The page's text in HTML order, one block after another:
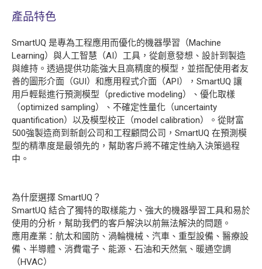
產品特色
SmartUQ 是專為工程應用而優化的機器學習（Machine
Learning）與人工智慧（AI）工具，從創意發想、設計到製造
與維持。透過提供功能強大且高精度的模型，並搭配使用者友
善的圖形介面（GUI）和應用程式介面（API），SmartUQ 讓
用戶輕鬆進行預測模型（predictive modeling）、優化取樣
（optimized sampling）、不確定性量化（uncertainty
quantification）以及模型校正（model calibration）。從財富
500強製造商到新創公司和工程顧問公司，SmartUQ 在預測模
型的精準度是最領先的，幫助客戶將不確定性納入決策過程
中。
為什麼選擇 SmartUQ？
SmartUQ 結合了獨特的取樣能力、強大的機器學習工具和易於
使用的分析，幫助我們的客戶解決以前無法解決的問題。
應用產業：航太和國防、渦輪機械、汽車、重型設備、醫療設
備、半導體、消費電子、能源、石油和天然氣、暖通空調
（HVAC）